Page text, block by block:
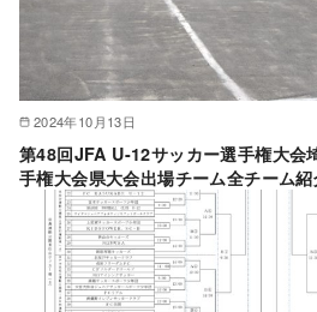
2024年10月13日
第48回JFA U-12サッカー選手権大会
手権大会県大会出場チーム全チーム紹